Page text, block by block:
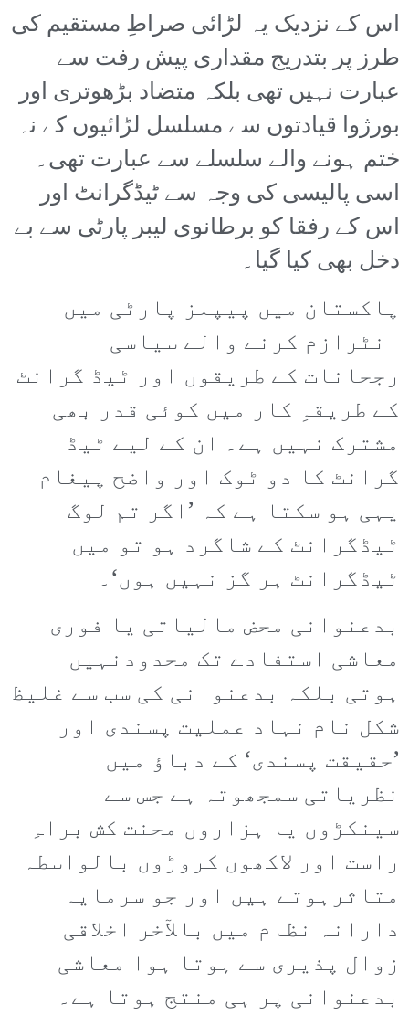
اس کے نزدیک یہ لڑائی صراطِ مستقیم کی
طرز پر بتدریج مقداری پیش رفت سے
عبارت نہیں تھی بلکہ متضاد بڑھوتری اور
بورژوا قیادتوں سے مسلسل لڑائیوں کے نہ
ختم ہونے والے سلسلے سے عبارت تھی۔
اسی پالیسی کی وجہ سے ٹیڈگرانٹ اور
اس کے رفقا کو برطانوی لیبر پارٹی سے بے
دخل بھی کیا گیا۔
پاکستان میں پیپلز پارٹی میں
انٹرازم کرنے والے سیاسی
رجحانات کے طریقوں اور ٹیڈ گرانٹ
کے طریقہِ کار میں کوئی قدر بھی
مشترک نہیں ہے۔ ان کے لیے ٹیڈ
گرانٹ کا دو ٹوک اور واضح پیغام
یہی ہو سکتا ہے کہ ’اگر تم لوگ
ٹیڈگرانٹ کے شاگرد ہو تو میں
ٹیڈگرانٹ ہر گز نہیں ہوں‘۔
بدعنوانی محض مالیاتی یا فوری
معاشی استفادے تک محدودنہیں
ہوتی بلکہ بدعنوانی کی سب سے غلیظ
شکل نام نہاد عملیت پسندی اور
’حقیقت پسندی‘ کے دباؤ میں
نظریاتی سمجھوتہ ہے جس سے
سینکڑوں یا ہزاروں محنت کش براہِ
راست اور لاکھوں کروڑوں بالواسطہ
متاثرہوتے ہیں اور جو سرمایہ
دارانہ نظام میں بالآخر اخلاقی
زوال پذیری سے ہوتا ہوا معاشی
بدعنوانی پر ہی منتج ہوتا ہے۔